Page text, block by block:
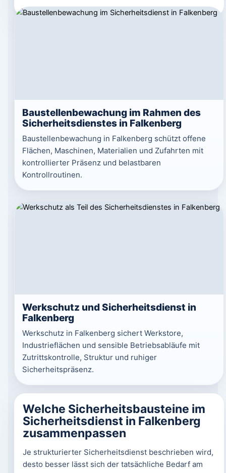
Baustellenbewachung im Rahmen des
Sicherheitsdienstes in Falkenberg
Baustellenbewachung in Falkenberg schützt offene
Flächen, Maschinen, Materialien und Zufahrten mit
kontrollierter Präsenz und belastbaren
Kontrollroutinen.
Werkschutz und Sicherheitsdienst in
Falkenberg
Werkschutz in Falkenberg sichert Werkstore,
Industrieflächen und sensible Betriebsabläufe mit
Zutrittskontrolle, Struktur und ruhiger
Sicherheitspräsenz.
Welche Sicherheitsbausteine im
Sicherheitsdienst in Falkenberg
zusammenpassen
Je strukturierter Sicherheitsdienst beschrieben wird,
desto besser lässt sich der tatsächliche Bedarf am